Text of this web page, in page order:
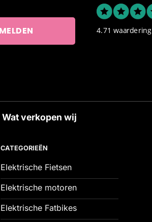
4.71 waardering
Wat verkopen wij
CATEGORIEËN
Elektrische Fietsen
Elektrische motoren
Elektrische Fatbikes